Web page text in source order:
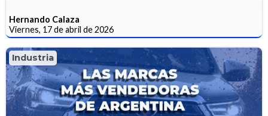
Hernando Calaza
Viernes, 17 de abril de 2026
Industria